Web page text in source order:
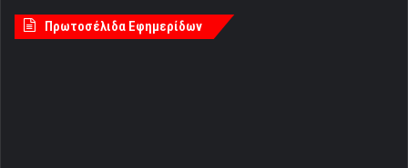
Πρωτοσέλιδα Εφημερίδων